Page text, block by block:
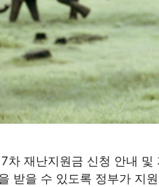
차 재난지원금 신청 안내
받을 수 있도록 정부가 지